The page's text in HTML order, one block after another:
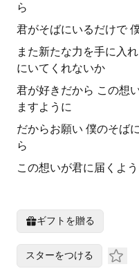
ら
君がそばにいるだけで
また新たな力を手に入
にいてくれないか
君が好きだから この想
ますように
だからお願い 僕のそば
ら
この想いが君に届くよ
ギフトを贈る
スターをつける